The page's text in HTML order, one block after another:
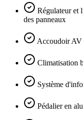
Régulateur et
des panneaux
Accoudoir AV
Climatisation
Système
Pédalier en